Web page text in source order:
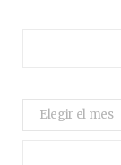
Archivo